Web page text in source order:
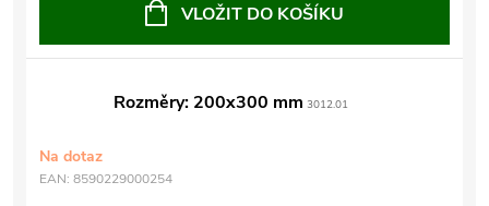
VLOŽIT DO KOŠÍKU
Rozměry: 200x300 mm 3012.01
Na dotaz
EAN: 8590229000254